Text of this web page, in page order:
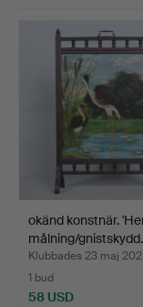
okänd konstnär.
målning/gnistskydd.
Klubbades 23 maj
1 bud
58 USD